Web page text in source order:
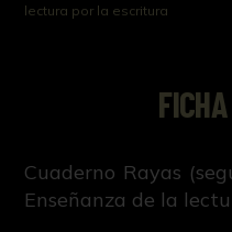
lectura por la escritura
Cuaderno Rayas
Enseñanza de la